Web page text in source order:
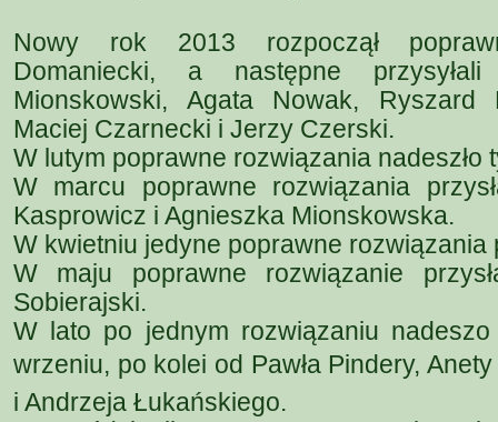
Nowy rok 2013 rozpoczął
Domaniecki, a następne
Mionskowski, Agata Nowak, Ryszard
Maciej Czarnecki i Jerzy Czerski.
W lutym poprawne rozwiązania nadeszło
W marcu poprawne rozwiązania
Kasprowicz i Agnieszka Mionskowska.
W kwietniu jedyne poprawne rozwiązania
W maju poprawne rozwiązanie
Sobierajski.
W lato po jednym rozwiązaniu
wrzeniu, po kolei od Pawła Pindery,
i Andrzeja Łukańskiego.